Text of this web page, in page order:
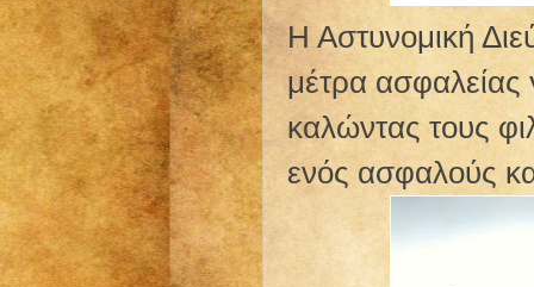
Η Αστυνομική
μέτρα ασφαλείας
καλώντας τους
ενός ασφαλούς